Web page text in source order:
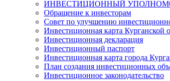
ИНВЕСТИЦИОННЫЙ
Обращение к инвесторам
Совет по улучшению
Инвестиционная карта Курганской
Инвестиционная декларация
Инвестиционный паспорт
Инвестиционная карта города
План создания инвестиционных
Инвестиционное законодательство